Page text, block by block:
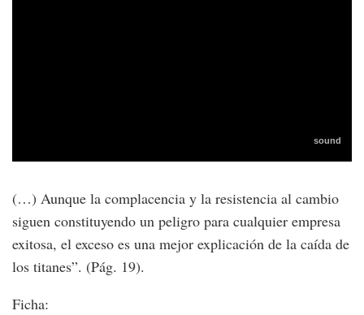
(…) Aunque la complacencia y la resistencia al cambio
siguen constituyendo un peligro para cualquier empresa
exitosa, el exceso es una mejor explicación de la caída de
los titanes”. (Pág. 19).
Ficha: